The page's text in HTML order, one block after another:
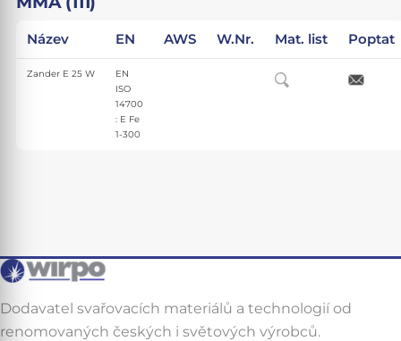
Název EN AWS W.Nr. Mat. list Poptat
Zander E 25 W
EN
ISO
14700
: E Fe
1-300
Dodavatel svařovacích materiálů a technologií od
renomovaných českých i světových výrobců.